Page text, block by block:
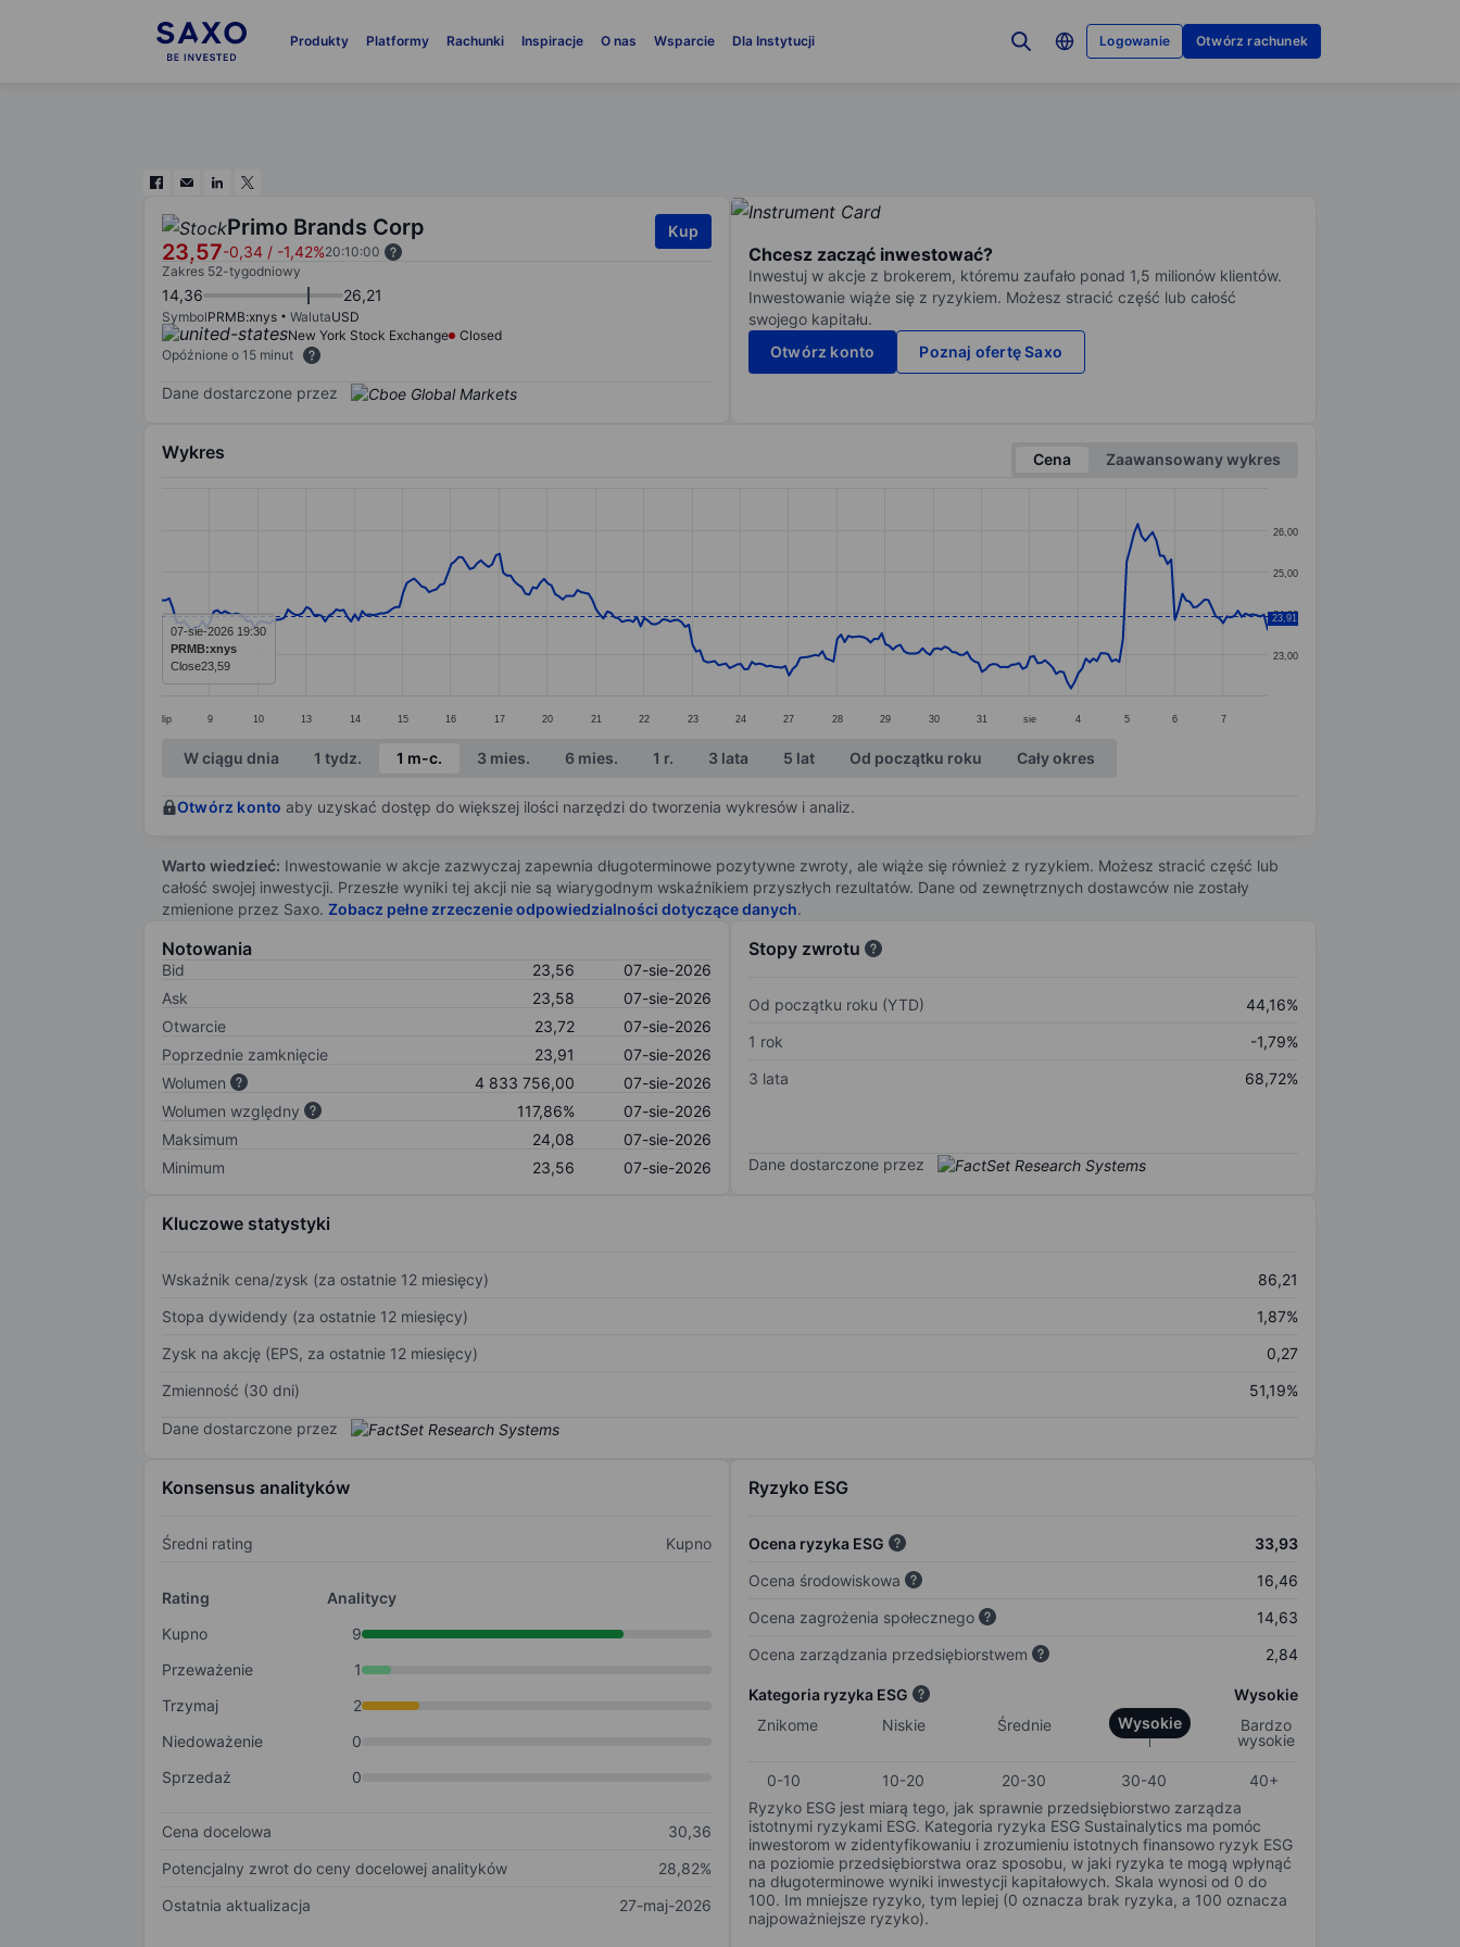
Produkty Platformy Rachunki Inspiracje O nas Wsparcie Dla Instytucji Logowanie Otwórz rachunek
Primo Brands Corp
23,57-0,34 / -1,42%20:10:00
Kup
Zakres 52-tygodniowy
14,36 26,21
SymbolPRMB:xnys WalutaUSD
New York Stock Exchange
Closed
Opóźnione o 15 minut
Dane dostarczone przez
Chcesz zacząć inwestować?
Inwestuj w akcje z brokerem, któremu zaufało ponad 1,5 milionów klientów.
Inwestowanie wiąże się z ryzykiem. Możesz stracić część lub całość
swojego kapitału.
Otwórz konto
Poznaj ofertę Saxo
Wykres Cena
Zaawansowany wykres
The chart has 1 X axis displaying categories.
The chart has 1 Y axis displaying values. Data ranges from 22.17 to 26.15.
lip 9 10 13 14 15 16 17 20 21 22 23 24 27 28 29 30 31 sie 4 5 6 7
23,00
24,00
25,00
26,00
23,91
07-sie-2026 19:30
PRMB:xnys
Close23,59
End of interactive chart.
W ciągu dnia 1 tydz. 1 m-c. 3 mies. 6 mies. 1 r. 3 lata 5 lat Od początku roku Cały okres
Otwórz konto aby uzyskać dostęp do większej ilości narzędzi do tworzenia wykresów i analiz.
Warto wiedzieć: Inwestowanie w akcje zazwyczaj zapewnia długoterminowe pozytywne zwroty, ale wiąże się również z ryzykiem. Możesz stracić część lub
całość swojej inwestycji. Przeszłe wyniki tej akcji nie są wiarygodnym wskaźnikiem przyszłych rezultatów. Dane od zewnętrznych dostawców nie zostały
zmienione przez Saxo. Zobacz pełne zrzeczenie odpowiedzialności dotyczące danych.
Notowania
Bid 23,56
07-sie-2026
Ask
23,58
07-sie-2026
Otwarcie
23,72
07-sie-2026
Poprzednie zamknięcie
23,91
07-sie-2026
Wolumen
4 833 756,00
07-sie-2026
Wolumen względny
117,86%
07-sie-2026
Maksimum
24,08
07-sie-2026
Minimum
23,56 07-sie-2026
Stopy zwrotu
Od początku roku (YTD)
44,16%
1 rok
-1,79%
3 lata
68,72%
Dane dostarczone przez
Kluczowe statystyki
Wskaźnik cena/zysk (za ostatnie 12 miesięcy)
86,21
Stopa dywidendy (za ostatnie 12 miesięcy)
1,87%
Zysk na akcję (EPS, za ostatnie 12 miesięcy)
0,27
Zmienność (30 dni)
51,19%
Dane dostarczone przez
Konsensus analityków
Średni rating Kupno
Rating
Analitycy
Kupno
9
Przeważenie
1
Trzymaj
2
Niedoważenie
0
Sprzedaż
0
Cena docelowa
30,36
Potencjalny zwrot do ceny docelowej analityków
28,82%
Ostatnia aktualizacja
27-maj-2026
Ryzyko ESG
Ocena ryzyka ESG
33,93
Ocena środowiskowa
16,46
Ocena zagrożenia społecznego
14,63
Ocena zarządzania przedsiębiorstwem
2,84
Kategoria ryzyka ESG
Wysokie
Znikome
Niskie Średnie Wysokie
Bardzo
wysokie
0-10 10-20 20-30 30-40
40+
Ryzyko ESG jest miarą tego, jak sprawnie przedsiębiorstwo zarządza
istotnymi ryzykami ESG. Kategoria ryzyka ESG Sustainalytics ma pomóc
inwestorom w zidentyfikowaniu i zrozumieniu istotnych finansowo ryzyk ESG
na poziomie przedsiębiorstwa oraz sposobu, w jaki ryzyka te mogą wpłynąć
na długoterminowe wyniki inwestycji kapitałowych. Skala wynosi od 0 do
100. Im mniejsze ryzyko, tym lepiej (0 oznacza brak ryzyka, a 100 oznacza
najpoważniejsze ryzyko).